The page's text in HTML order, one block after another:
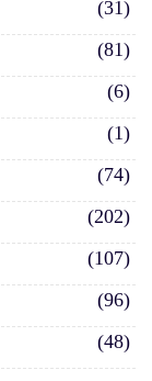
(31)
(81)
(6)
(1)
(74)
(202)
(107)
(96)
(48)